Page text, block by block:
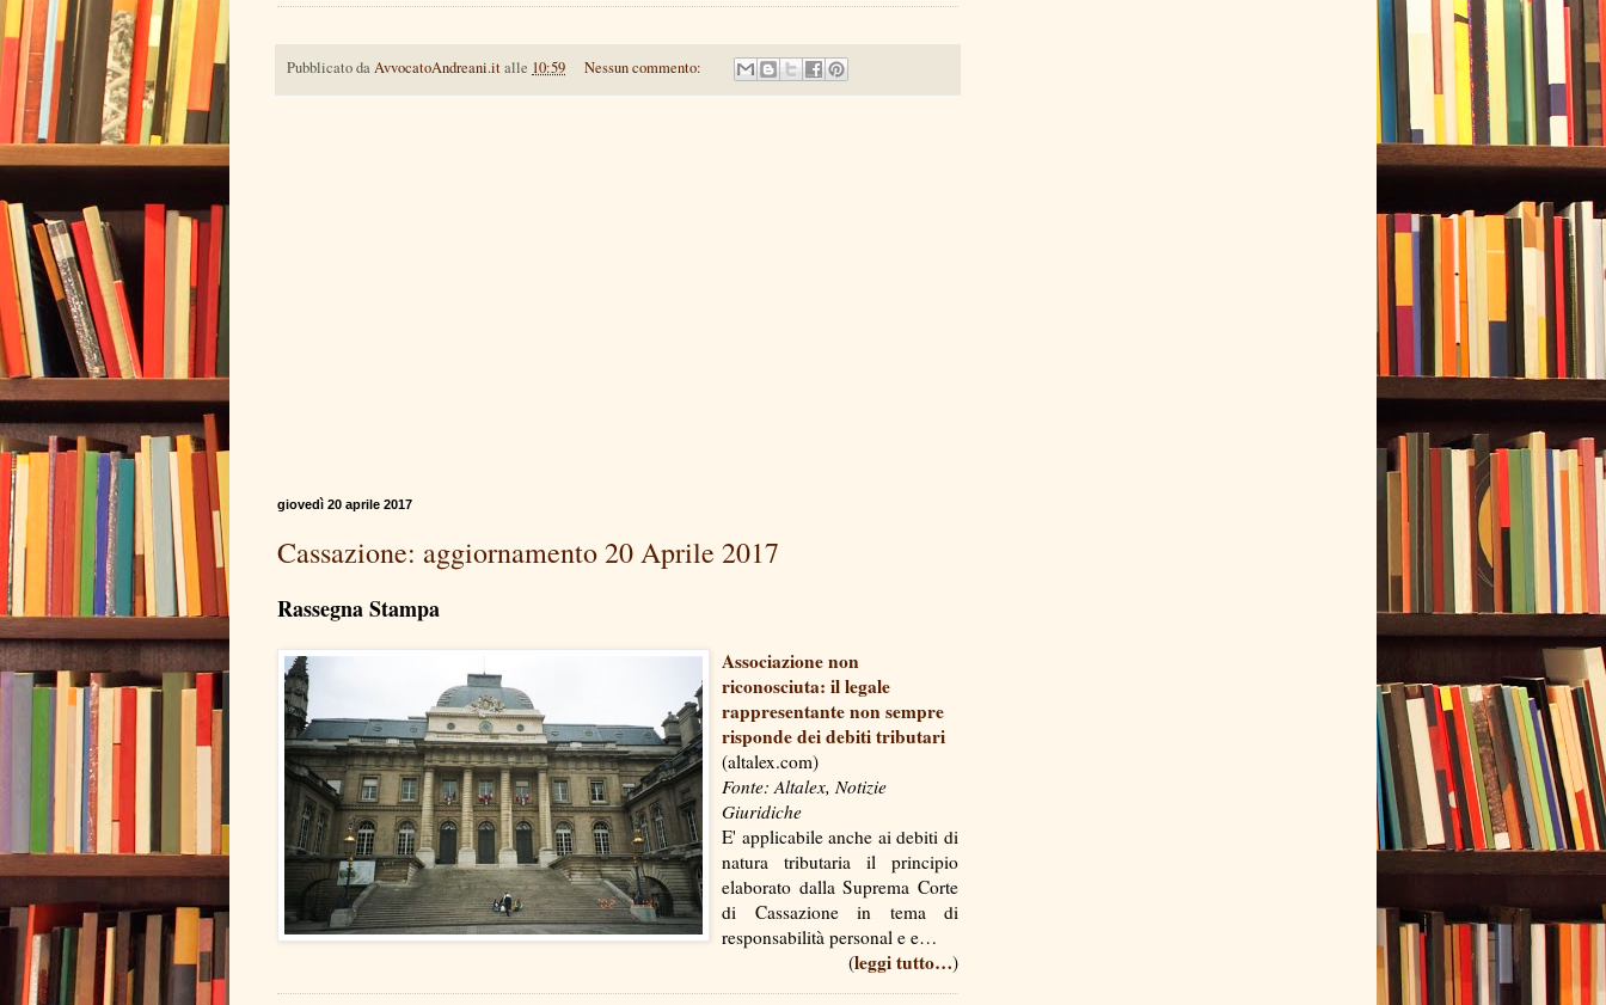
Pubblicato daAvvocatoAndreani.italle 10:59 Nessun commento:
giovedì 20 aprile 2017
Cassazione: aggiornamento 20 Aprile 2017
Rassegna Stampa
Associazione non
riconosciuta: il legale
rappresentante non sempre
risponde dei debiti tributari
(altalex.com)
Fonte: Altalex, Notizie
Giuridiche
E' applicabile anche ai debiti di
natura tributaria il principio
elaborato dalla Suprema Corte
di Cassazione in tema di
responsabilità personal e e…
(leggi tutto…)